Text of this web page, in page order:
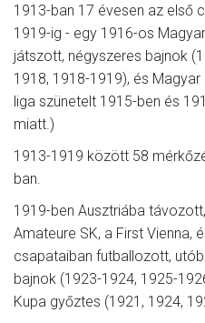
1913-ban 17 évesen az első
1919-ig - egy 1916-os
játszott, négyszeres bajnok
1918, 1918-1919), és
liga szünetelt 1915-ben és
miatt.)
1913-1919 között 58
ban.
1919-ben Ausztriába
Amateure SK, a First Vienna,
csapataiban futballozott,
bajnok (1923-1924, 1925-
Kupa győztes (1921, 1924,